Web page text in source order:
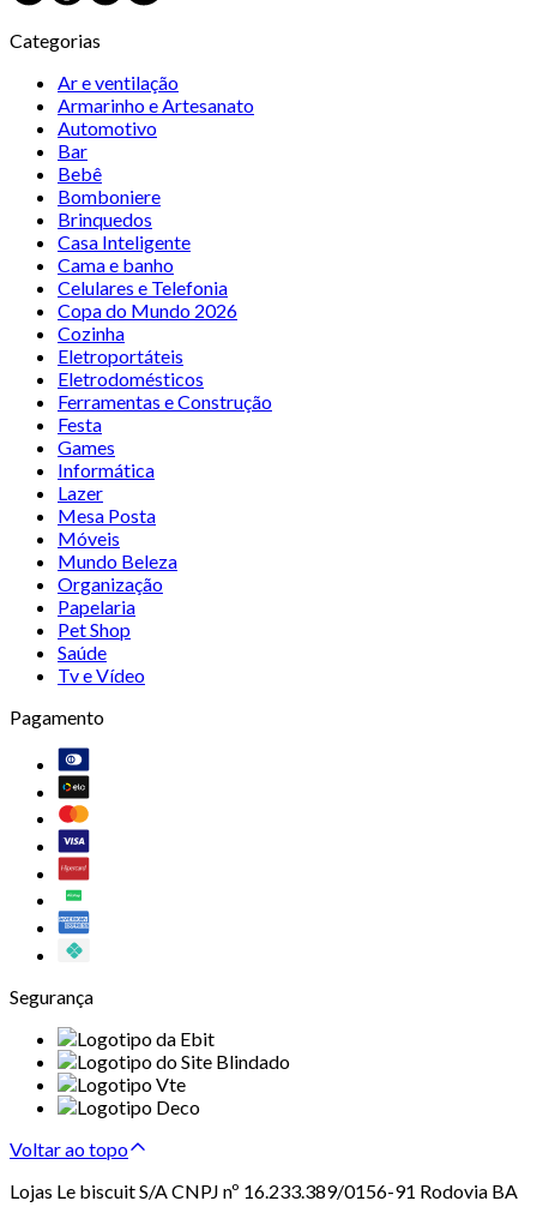
Categorias
Ar e ventilação
Armarinho e Artesanato
Automotivo
Bar
Bebê
Bomboniere
Brinquedos
Casa Inteligente
Cama e banho
Celulares e Telefonia
Copa do Mundo 2026
Cozinha
Eletroportáteis
Eletrodomésticos
Ferramentas e Construção
Festa
Games
Informática
Lazer
Mesa Posta
Móveis
Mundo Beleza
Organização
Papelaria
Pet Shop
Saúde
Tv e Vídeo
Pagamento
Segurança
Voltar ao topo
Lojas Le biscuit S/A CNPJ nº 16.233.389/0156-91 Rodovia BA